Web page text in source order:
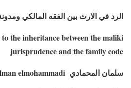
الرد في الارث بين الفقه المالكي
to the inheritance between the maliki
jurisprudence and the family code
سلمان المحمادي elmohammadi